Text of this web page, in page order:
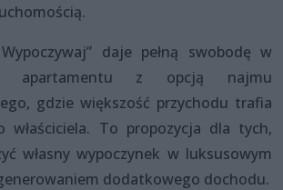
daje pełną swobodę w
apartamentu z opcją najmu
gdzie większość przychodu trafia
właściciela. To propozycja dla tych,
własny wypoczynek w luksusowym
dodatkowego dochodu.